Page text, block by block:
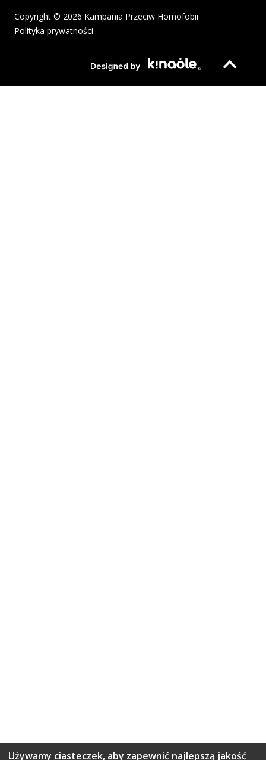
Copyright © 2026 Kampania Przeciw Homofobii
Polityka prywatności
Strona otwiera
Używamy ciasteczek, aby zapewnić najlepszą jakość